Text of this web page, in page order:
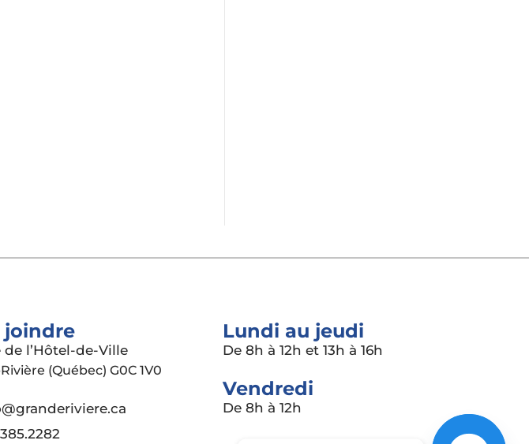
joindre
de l’Hôtel-de-Ville
(Québec) G0C 1V0
Lundi au jeudi
De 8h à 12h et 13h à 16h
Vendredi
De 8h à 12h